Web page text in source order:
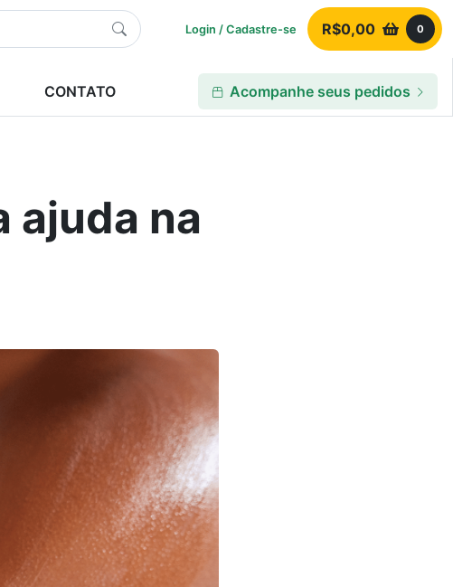
Login / Cadastre-se R$0,00 0
CONTATO Acompanhe seus pedidos
ajuda na